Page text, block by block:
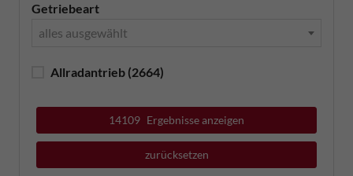
Getriebeart
alles ausgewählt
Allradantrieb (2664)
14109 Ergebnisse anzeigen
zurücksetzen